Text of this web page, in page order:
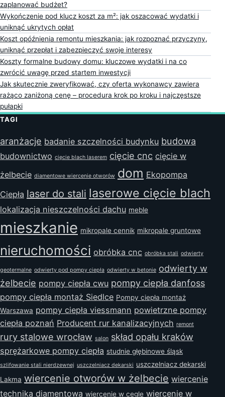
zaplanować budżet?
Wykończenie pod klucz koszt za m²: jak oszacować wydatki i
uniknąć ukrytych opłat
Koszt opóźnienia remontu mieszkania: jak rozpoznać przyczyny,
uniknąć przepłat i zabezpieczyć swoje interesy
Koszty formalne budowy domu: kluczowe wydatki i na co
zwrócić uwagę przed startem inwestycji
Jak skutecznie zweryfikować, czy oferta wykonawcy zawiera
rażąco zaniżoną cenę – procedura krok po kroku i najczęstsze
pułapki
TAGI
aranżacje badanie szczelności budynku budowa
budownictwo cięcie blach laserem cięcie cnc cięcie w
żelbecie diamentowe wiercenie otworów dom Ekopompa
Ciepła laser do stali laserowe cięcie blach
lokalizacja nieszczelności dachu meble
mieszkanie mikropale cennik mikropale gruntowe
nieruchomości obróbka cnc obróbka stali odwierty
geotermalne odwierty pod pompy ciepła odwierty w betonie odwierty w
żelbecie pompy ciepła cwu pompy ciepła danfoss
pompy ciepła montaż Siedlce Pompy ciepła montaż
Warszawa pompy ciepła viessmann powietrzne pompy
ciepła poznań Producent rur kanalizacyjnych remont
rury stalowe wrocław salon skład opału kraków
sprężarkowe pompy ciepła studnie głębinowe śląsk
szlifowanie stali nierdzewnej uszczelniacz dekarski uszczelniacz dekarski
Lakma wiercenie otworów w żelbecie wiercenie
techniką diamentową wiercenie w cegle wiercenie w